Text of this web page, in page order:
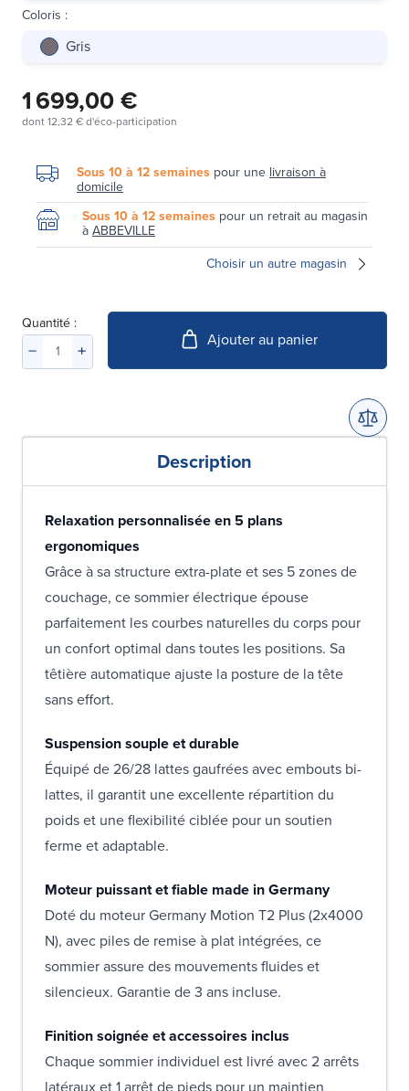
Coloris :
Gris
1 699,00 €
dont12,32 €d'éco-participation
Sous 10 à 12 semaines pour une livraison à
domicile
Sous 10 à 12 semaines pour un retrait au magasin
àABBEVILLE
Choisir un autre magasin
Quantité :
Ajouter au panier
Description
Relaxation personnalisée en 5 plans
ergonomiques
Grâce à sa structure extra-plate et ses 5 zones de
couchage, ce sommier électrique épouse
parfaitement les courbes naturelles du corps pour
un confort optimal dans toutes les positions. Sa
têtière automatique ajuste la posture de la tête
sans effort.
Suspension souple et durable
Équipé de 26/28 lattes gaufrées avec embouts bi-
lattes, il garantit une excellente répartition du
poids et une flexibilité ciblée pour un soutien
ferme et adaptable.
Moteur puissant et fiable made in Germany
Doté du moteur Germany Motion T2 Plus (2x4000
N), avec piles de remise à plat intégrées, ce
sommier assure des mouvements fluides et
silencieux. Garantie de 3 ans incluse.
Finition soignée et accessoires inclus
Chaque sommier individuel est livré avec 2 arrêts
latéraux et 1 arrêt de pieds pour un maintien